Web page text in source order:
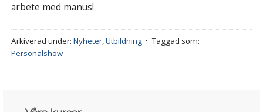
arbete med manus!
Arkiverad under:Nyheter,Utbildning
Taggad som:
Personalshow